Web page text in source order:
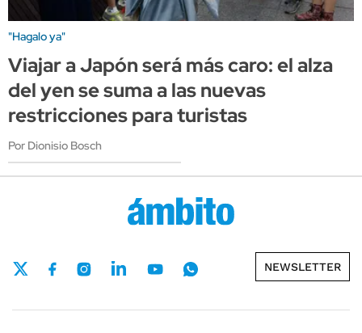
"Hagalo ya"
Viajar a Japón será más caro: el alza
del yen se suma a las nuevas
restricciones para turistas
Por Dionisio Bosch
NEWSLETTER